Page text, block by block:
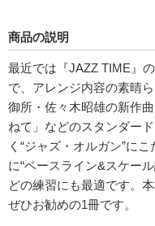
商品の説明
最近では『JAZZ TIME』
で、アレンジ内容の素晴
御所・佐々木昭雄の新作
ねて」などのスタンダー
く“ジャズ・オルガン”に
に“ベースライン&スケー
どの練習にも最適です。
ぜひお勧めの1冊です。